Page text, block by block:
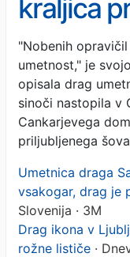
kraljica
nahrani
"Nobenih
umetnost," je
opisala drag
sinoči nastopila v
Cankarjevega
priljubljenega
Umetnica draga
vsakogar, drag je
Slovenija · 3M
Drag ikona v
rožne lističe ·